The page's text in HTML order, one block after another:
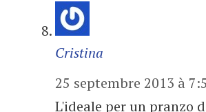
Cristina
25 septembre 2013 à
L'ideale per un pranzo